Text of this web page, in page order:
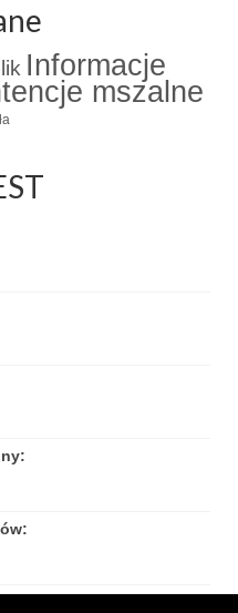
Informacje
mszalne